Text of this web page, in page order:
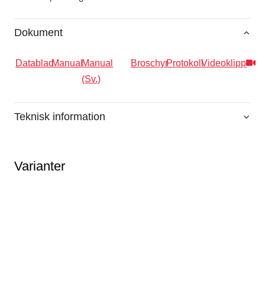
Dokument
DatabladManualManual
(Sv.)
BroschyrProtokollVideoklipp
Teknisk information
Varianter